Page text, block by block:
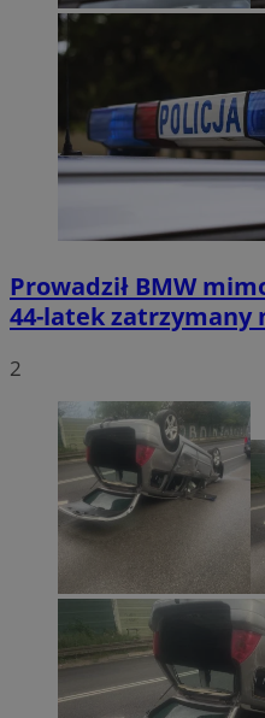
Prowadził BMW
44-latek zatrzymany
2